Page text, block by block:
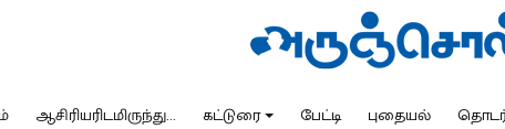
ஆசிரியரிடமிருந்து... கட்டுரை பேட்டி புதையல்